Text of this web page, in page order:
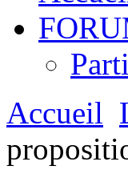
Accueil